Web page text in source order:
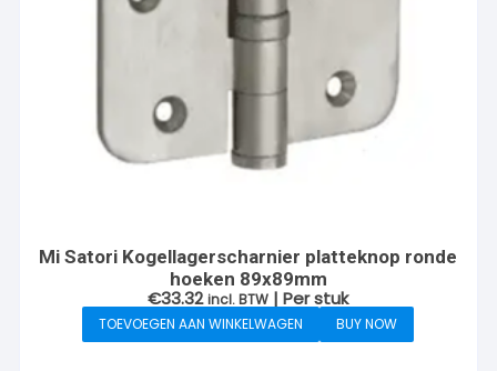
Mi Satori Kogellagerscharnier platteknop ronde
hoeken 89x89mm
€33.32 incl. BTW | Per stuk
TOEVOEGEN AAN WINKELWAGEN BUY NOW